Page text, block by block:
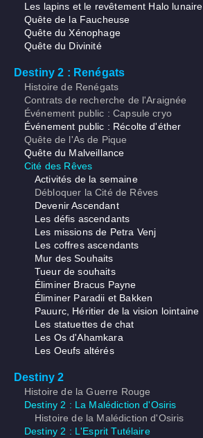
Les lapins et le revêtement Halo lunaire
Quête de la Faucheuse
Quête du Xénophage
Quête du Divinité
Destiny 2 : Renégats
Histoire de Renégats
Contrats de recherche de l'Araignée
Événement public : Capsule cryo
Événement public : Récolte d'éther
Quête de l'As de Pique
Quête du Malveillance
Cité des Rêves
Activités de la semaine
Débloquer la Cité de Rêves
Devenir Ascendant
Les défis ascendants
Les missions de Petra Venj
Les coffres ascendants
Mur des Souhaits
Tueur de souhaits
Éliminer Bracus Payne
Éliminer Paradii et Bakken
Pauurc, Héritier de la vision lointaine
Les statuettes de chat
Les Os d'Ahamkara
Les Oeufs altérés
Destiny 2
Histoire de la Guerre Rouge
Destiny 2 : La Malédiction d'Osiris
Histoire de la Malédiction d'Osiris
Destiny 2 : L'Esprit Tutélaire